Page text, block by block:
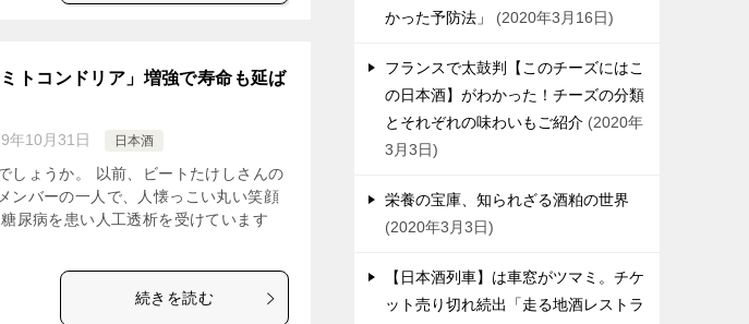
トコンドリア」増強で寿命も延ば
年10月31日 日本酒
しょうか。 以前、ビートたけしさんの
ンバーの一人で、人懐っこい丸い笑顔
尿病を患い人工透析を受けています
続きを読む
かった予防法」
2020年3月16日
フランスで太鼓判【このチーズにはこ
の日本酒】がわかった！チーズの分類
とそれぞれの味わいもご紹介
2020年
3月3日
栄養の宝庫、知られざる酒粕の世界
2020年3月3日
【日本酒列車】は車窓がツマミ。チケ
ット売り切れ続出「走る地酒レストラ